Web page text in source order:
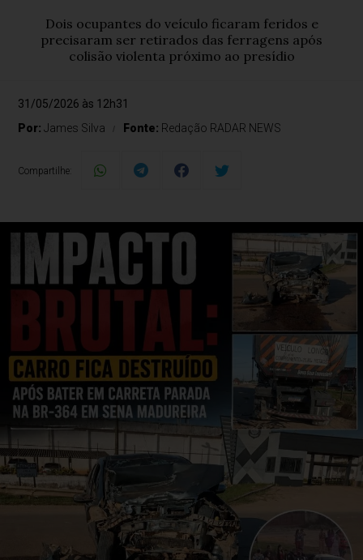
Dois ocupantes do veículo ficaram feridos e
precisaram ser retirados das ferragens após
colisão violenta próximo ao presídio
31/05/2026 às 12h31
Por:James Silva Fonte: Redação RADAR NEWS
Compartilhe: